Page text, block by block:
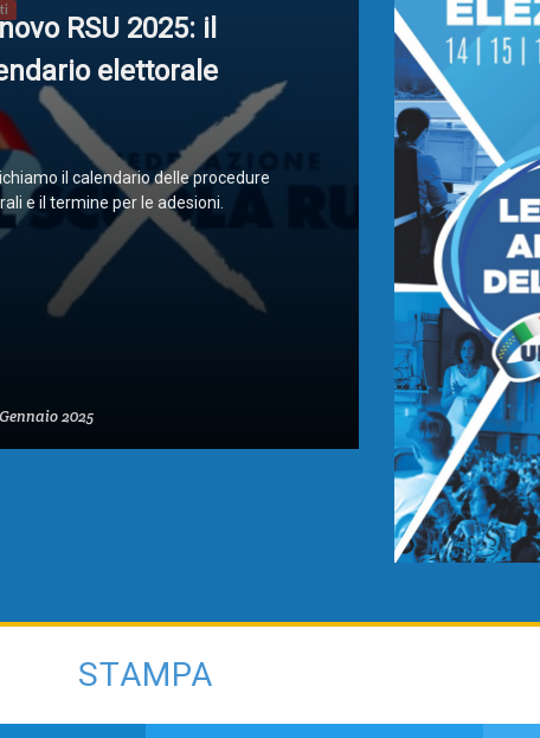
Scuola Martinetti
RSU 2025: il
elettorale
il calendario delle procedure
e il termine per le adesioni.
2025
STAMPA